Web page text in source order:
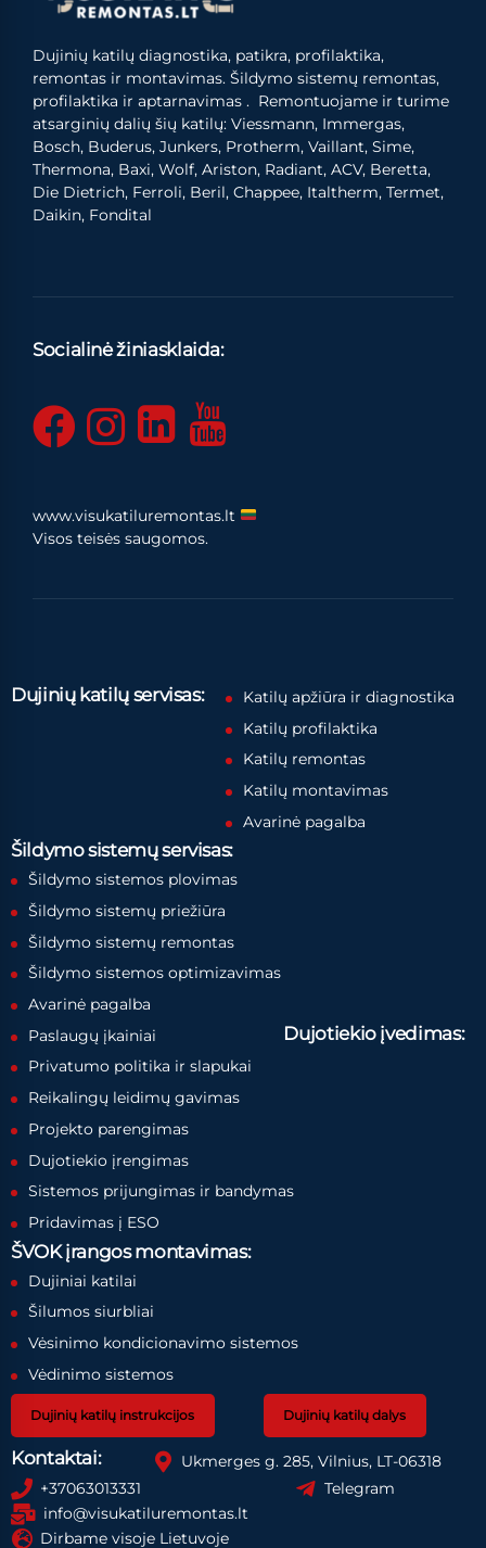
Dujinių katilų diagnostika, patikra, profilaktika,
remontas ir montavimas. Šildymo sistemų remontas,
profilaktika ir aptarnavimas . Remontuojame ir turime
atsarginių dalių šių katilų: Viessmann, Immergas,
Bosch, Buderus, Junkers, Protherm, Vaillant, Sime,
Thermona, Baxi, Wolf, Ariston, Radiant, ACV, Beretta,
Die Dietrich, Ferroli, Beril, Chappee, Italtherm, Termet,
Daikin, Fondital
Socialinė žiniasklaida:
www.visukatiluremontas.lt
Visos teisės saugomos.
Dujinių katilų servisas:
Katilų apžiūra ir diagnostika
Katilų profilaktika
Katilų remontas
Katilų montavimas
Avarinė pagalba
Šildymo sistemų servisas:
Šildymo sistemos plovimas
Šildymo sistemų priežiūra
Šildymo sistemų remontas
Šildymo sistemos optimizavimas
Avarinė pagalba
Paslaugų įkainiai
Privatumo politika ir slapukai
Dujotiekio įvedimas:
Reikalingų leidimų gavimas
Projekto parengimas
Dujotiekio įrengimas
Sistemos prijungimas ir bandymas
Pridavimas į ESO
ŠVOK įrangos montavimas:
Dujiniai katilai
Šilumos siurbliai
Vėsinimo kondicionavimo sistemos
Vėdinimo sistemos
Dujinių katilų instrukcijos Dujinių katilų dalys
Kontaktai:
Ukmerges g. 285, Vilnius, LT-06318
+37063013331
Telegram
info@visukatiluremontas.lt
Dirbame visoje Lietuvoje